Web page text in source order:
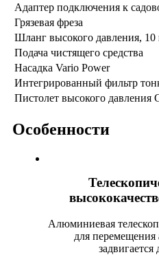
Адаптер подключения к
Грязевая фреза
Шланг высокого давления, 10
Подача чистящего средства
Насадка Vario Power
Интегрированный фильтр
Пистолет высокого давления
Особенности
Алюминиевая
для перемещения
задвигается